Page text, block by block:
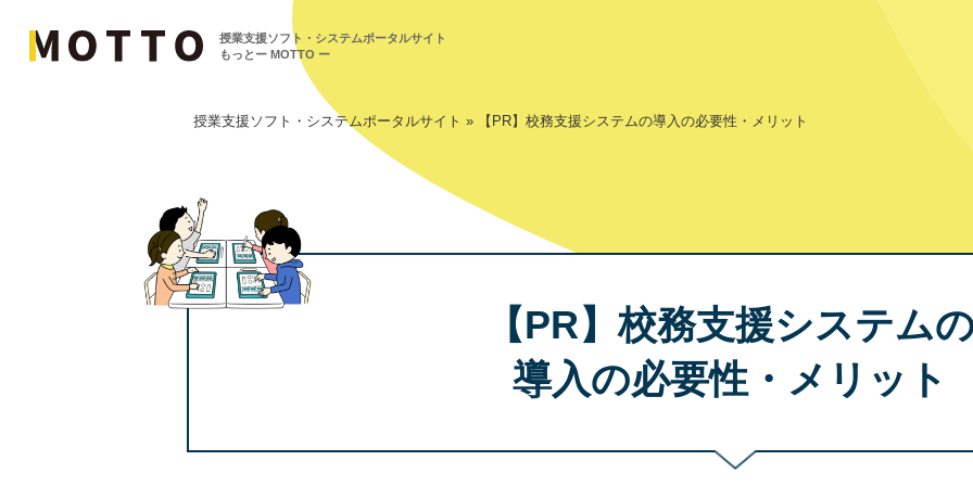
授業⽀援ソフト・システムポータルサイト
もっとー MOTTO ー
授業支援ソフト・システムポータルサイト » 【PR】校務支援システムの導入の必要性・メリット
【PR】校務支援システム
導入の必要性・メリット